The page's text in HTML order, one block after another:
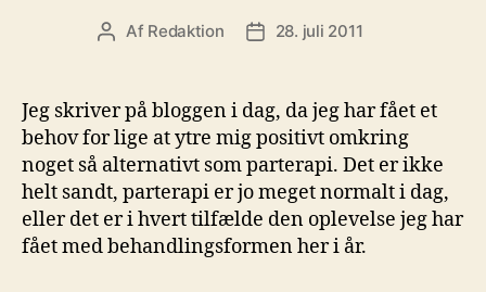
Indlægsforfatter
Af Redaktion Indlægsdato
28. juli 2011
Jeg skriver på bloggen i dag, da jeg har fået et
behov for lige at ytre mig positivt omkring
noget så alternativt som parterapi. Det er ikke
helt sandt, parterapi er jo meget normalt i dag,
eller det er i hvert tilfælde den oplevelse jeg har
fået med behandlingsformen her i år.